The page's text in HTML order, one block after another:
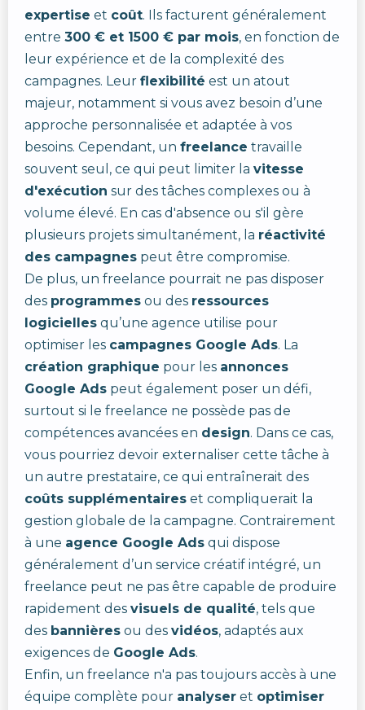
expertise et coût. Ils facturent généralement
entre 300 € et 1500 € par mois, en fonction de
leur expérience et de la complexité des
campagnes. Leur flexibilité est un atout
majeur, notamment si vous avez besoin d’une
approche personnalisée et adaptée à vos
besoins. Cependant, un freelance travaille
souvent seul, ce qui peut limiter la vitesse
d'exécution sur des tâches complexes ou à
volume élevé. En cas d'absence ou s'il gère
plusieurs projets simultanément, la réactivité
des campagnes peut être compromise.
De plus, un freelance pourrait ne pas disposer
des programmes ou des ressources
logicielles qu’une agence utilise pour
optimiser les campagnes Google Ads. La
création graphique pour les annonces
Google Ads peut également poser un défi,
surtout si le freelance ne possède pas de
compétences avancées en design. Dans ce cas,
vous pourriez devoir externaliser cette tâche à
un autre prestataire, ce qui entraînerait des
coûts supplémentaires et compliquerait la
gestion globale de la campagne. Contrairement
à une agence Google Ads qui dispose
généralement d’un service créatif intégré, un
freelance peut ne pas être capable de produire
rapidement des visuels de qualité, tels que
des bannières ou des vidéos, adaptés aux
exigences de Google Ads.
Enfin, un freelance n'a pas toujours accès à une
équipe complète pour analyser et optimiser